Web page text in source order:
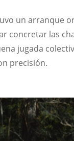
un arranque
concretar las
jugada
precisión.